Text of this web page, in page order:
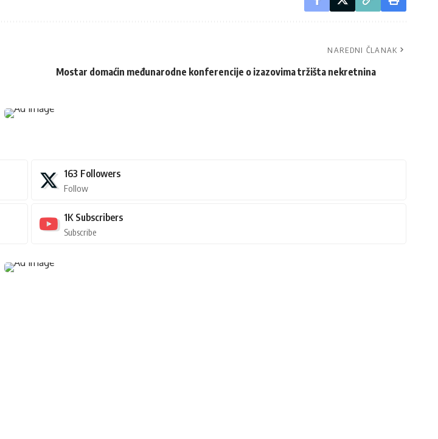
NAREDNI ČLANAK
Mostar domaćin međunarodne konferencije o izazovima tržišta nekretnina
163 Followers
Follow
1K Subscribers
Subscribe